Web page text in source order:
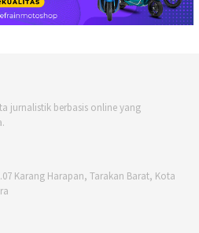
jurnalistik berbasis online yang
Karang Harapan, Tarakan Barat, Kota